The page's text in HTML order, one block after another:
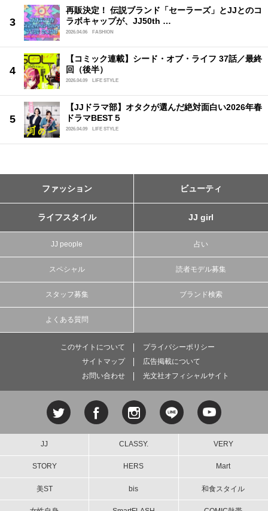
再販決定！ 伝説ブランド「セーラーズ」とJJとのコ
ラボキャップが、JJ50th …
2026.04.06 FASHION
【コミック連載】シード・オブ・ライフ 37話／最終
回（後半）
2026.04.09 LIFE STYLE
【JJドラマ部】オタクが選んだ絶対面白い2026年春
ドラマBEST５
2026.04.09 LIFE STYLE
ファッション ビューティ
ライフスタイル JJ girl
JJ people 占い
スペシャル 読者モデル募集
スタッフ募集 ブランド検索
よくある質問
このサイトについて
プライバシーポリシー
サイトマップ
広告掲載について
お問い合わせ
光文社オフィシャルサイト
JJ CLASSY. VERY
STORY HERS Mart
美ST bis 和食スタイル